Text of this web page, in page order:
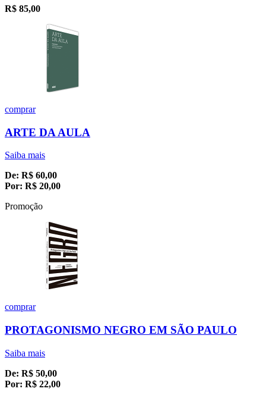
R$ 85,00
comprar
ARTE DA AULA
Saiba mais
De: R$ 60,00
Por: R$ 20,00
Promoção
comprar
PROTAGONISMO NEGRO EM SÃO PAULO
Saiba mais
De: R$ 50,00
Por: R$ 22,00